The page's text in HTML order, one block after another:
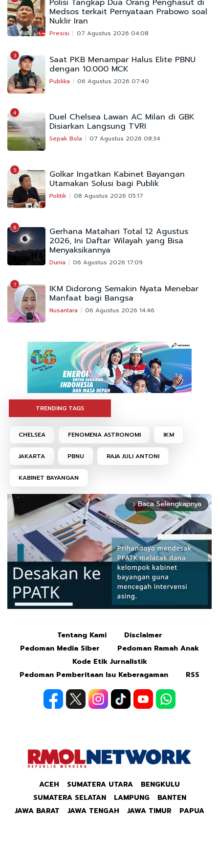
Polisi Tangkap Dua Orang Penghasut di
Medsos terkait Pernyataan Prabowo soal
Nuklir Iran
Presisi 07 Agustus 2026 04:08
3 Saat PKB Menampar Halus Elite PBNU
dengan 10.000 MCK
Publika 06 Agustus 2026 07:40
4 Duel Chelsea Lawan AC Milan di GBK
Disiarkan Langsung TVRI
Sepak Bola 07 Agustus 2026 08:34
5 Golkar Ingatkan Kabinet Bayangan
Utamakan Solusi bagi Publik
Politik 08 Agustus 2026 05:17
6 Gerhana Matahari Total 12 Agustus
2026, Ini Daftar Wilayah yang Bisa
Menyaksikannya
Dunia 06 Agustus 2026 17:09
7 IKM Didorong Semakin Nyata Menebar
Manfaat bagi Bangsa
Nusantara 06 Agustus 2026 14:46
TRENDING TAGS
CHELSEA FENOMENA ASTRONOMI IKM
JAKARTA PBNU RAJA JULI ANTONI
KABINET BAYANGAN
arrow_forward_ios Baca Selengkapnya
Tentang Kami
Disclaimer
Pedoman Media Siber
Pedoman Ramah Anak
Kode Etik Jurnalistik
Pedoman Pemberitaan Isu Keberagaman
RSS
ACEH SUMATERA UTARA
BENGKULU
SUMATERA SELATAN
LAMPUNG
BANTEN
JAWA BARAT
JAWA TENGAH JAWA TIMUR PAPUA